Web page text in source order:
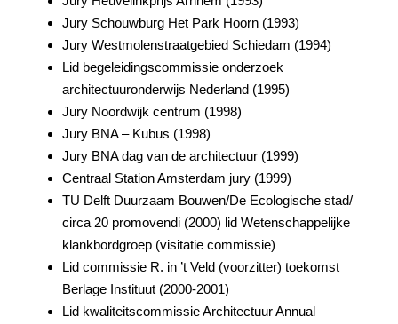
Jury Schouwburg Het Park Hoorn (1993)
Jury Westmolenstraatgebied Schiedam (1994)
Lid begeleidingscommissie onderzoek
architectuuronderwijs Nederland (1995)
Jury Noordwijk centrum (1998)
Jury BNA – Kubus (1998)
Jury BNA dag van de architectuur (1999)
Centraal Station Amsterdam jury (1999)
TU Delft Duurzaam Bouwen/De Ecologische stad/
circa 20 promovendi (2000) lid Wetenschappelijke
klankbordgroep (visitatie commissie)
Lid commissie R. in ’t Veld (voorzitter) toekomst
Berlage Instituut (2000-2001)
Lid kwaliteitscommissie Architectuur Annual